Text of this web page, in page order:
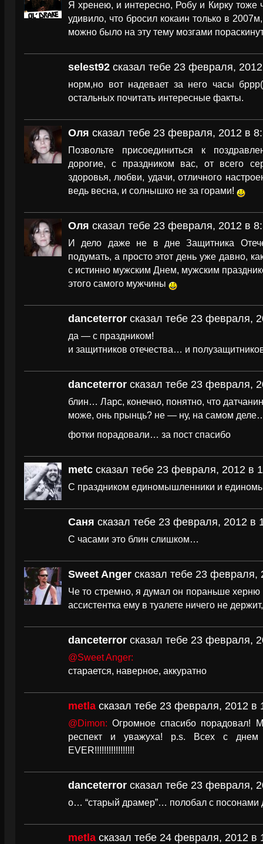
Я хренею, и интересно, Робу и Кирку тоже
удивило, что бросил кокаин только в
можно было на эту тему мозгами
selest92 сказал тебе 23 февраля,
норм,но вот надевает за него часы
остальных почитать интересные факты.
Оля сказал тебе 23 февраля, 2012 в
Позвольте присоединиться к
дорогие, с праздником вас, от всего
здоровья, любви, удачи, отличного
ведь весна, и солнышко не за горами!
Оля сказал тебе 23 февраля, 2012 в
И дело даже не в дне Защитника
подумать, а просто этот день уже давно,
с истинно мужским Днем, мужским
этого самого мужчины
danceterror сказал тебе 23 февраля,
да — с праздником!
и защитников отечества… и
danceterror сказал тебе 23 февраля,
блин… Ларс, конечно, понятно, что
може, онь прынць? не — ну, на самом
фотки порадовали… за пост спасибо
metc сказал тебе 23 февраля, 2012 в
С праздником единомышленники и
Саня сказал тебе 23 февраля, 2012 в
C часами это блин слишком…
Sweet Anger сказал тебе 23 февраля,
Че то стремно, я думал он пораньше
ассистентка ему в туалете ничего не
danceterror сказал тебе 23 февраля,
@Sweet Anger:
старается, наверное, аккуратно
metla сказал тебе 23 февраля, 2012 в
@Dimon: Огромное спасибо порадовал!
респект и уважуха! p.s. Всех с днем
EVER!!!!!!!!!!!!!!!!!
danceterror сказал тебе 23 февраля,
о… “старый драмер”… полобал с посонами
metla сказал тебе 24 февраля, 2012 в